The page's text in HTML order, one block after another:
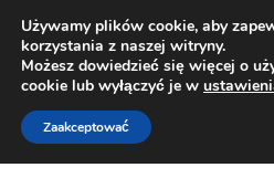
DOSTAWA
Pn.-pt. 9:00-
Przejdź
do
nawigacji
Przejdź
do
treści
Używamy plików cookie, aby
korzystania z naszej witryny.
Możesz dowiedzieć się więcej o
cookie lub wyłączyć je w
Zaakceptować